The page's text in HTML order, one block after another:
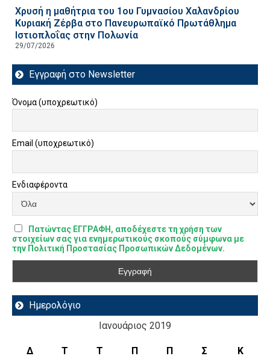
Χρυσή η μαθήτρια του 1ου Γυμνασίου Χαλανδρίου
Κυριακή Ζέρβα στο Πανευρωπαϊκό Πρωτάθλημα
Ιστιοπλοΐας στην Πολωνία
29/07/2026
Εγγραφή στο Newsletter
Όνομα (υποχρεωτικό)
Email (υποχρεωτικό)
Ενδιαφέροντα
Πατώντας ΕΓΓΡΑΦΗ, αποδέχεστε τη χρήση των
στοιχείων σας για ενημερωτικούς σκοπούς σύμφωνα με
την Πολιτική Προστασίας Προσωπικών Δεδομένων.
Ημερολόγιο
Ιανουάριος 2019
Δ Τ Τ Π Π Σ
Κ